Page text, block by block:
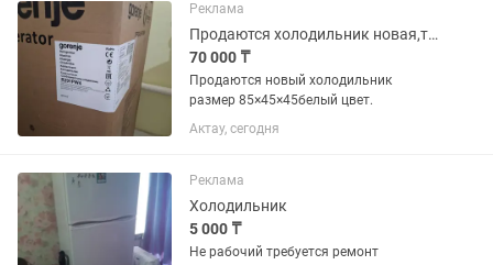
Реклама
Продаются холодильник новая,торг есть,саудасы бар,накты алатын клиентке.
70 000 ₸
Продаются новый холодильник
размер 85×45×45белый цвет.
Актау, сегодня
Реклама
Холодильник
5 000 ₸
Не рабочий требуется ремонт